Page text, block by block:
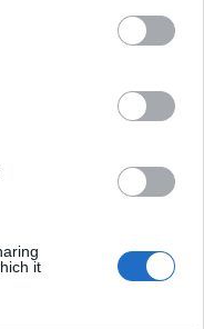
itezekre a